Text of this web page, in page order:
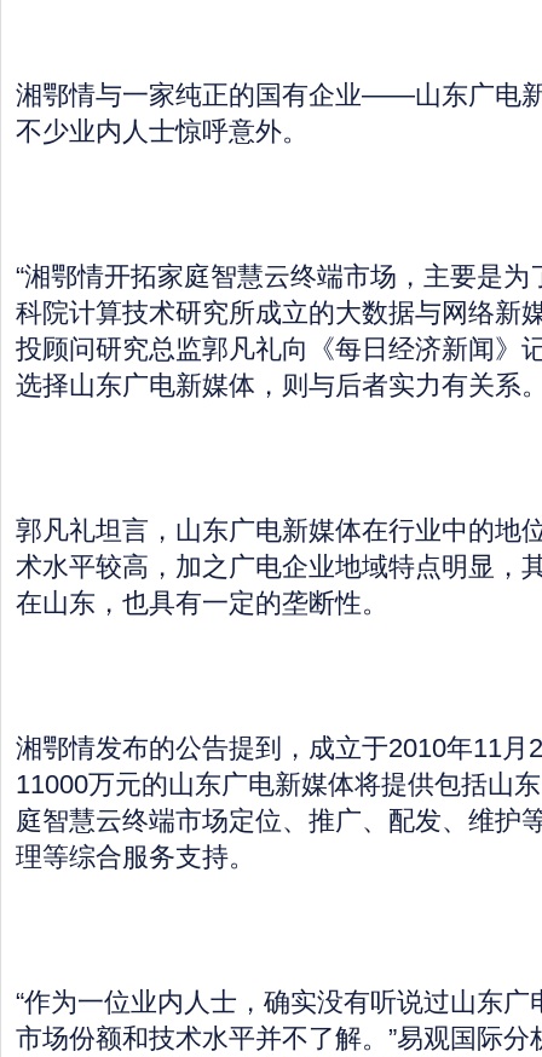
湘鄂情与一家纯正的国有企业——山东广电
不少业内人士惊呼意外。
“湘鄂情开拓家庭智慧云终端市场，主要是
科院计算技术研究所成立的大数据与网络新
投顾问研究总监郭凡礼向《每日经济新闻》
选择山东广电新媒体，则与后者实力有关系
郭凡礼坦言，山东广电新媒体在行业中的地
术水平较高，加之广电企业地域特点明显，
在山东，也具有一定的垄断性。
湘鄂情发布的公告提到，成立于2010年11月
11000万元的山东广电新媒体将提供包括山
庭智慧云终端市场定位、推广、配发、维护
理等综合服务支持。
“作为一位业内人士，确实没有听说过山东
市场份额和技术水平并不了解。”易观国际